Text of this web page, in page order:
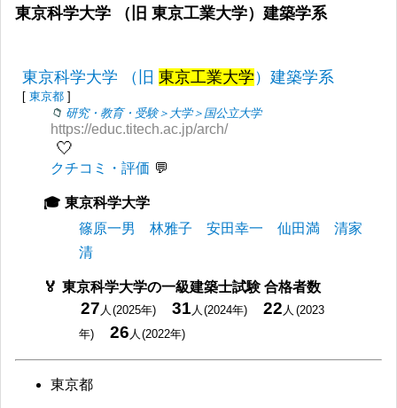
東京科学大学 （旧 東京工業大学）建築学系
東京科学大学 （旧 東京工業大学 ）建築学系
[ 東京都 ]
研究・教育・受験＞大学＞国公立大学
https://educ.titech.ac.jp/arch/
🤍
クチコミ・評価
東京科学大学
篠原一男
林雅子 安田幸一 仙田満
清家
清
東京科学大学の一級建築士試験 合格者数
27 人 (2025年) 31 人 (2024年) 22 人 (2023
年)
26 人 (2022年)
東京都